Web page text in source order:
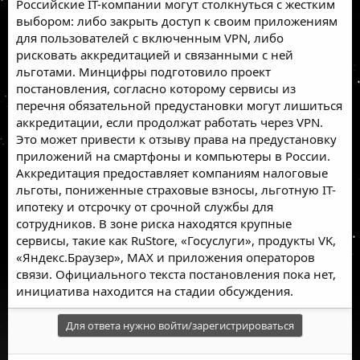
Российские IT-компании могут столкнуться с жестким
выбором: либо закрыть доступ к своим приложениям
для пользователей с включенным VPN, либо
рисковать аккредитацией и связанными с ней
льготами. Минцифры подготовило проект
постановления, согласно которому сервисы из
перечня обязательной предустановки могут лишиться
аккредитации, если продолжат работать через VPN.
Это может привести к отзыву права на предустановку
приложений на смартфоны и компьютеры в России.
Аккредитация предоставляет компаниям налоговые
льготы, пониженные страховые взносы, льготную IT-
ипотеку и отсрочку от срочной службы для
сотрудников. В зоне риска находятся крупные
сервисы, такие как RuStore, «Госуслуги», продукты VK,
«Яндекс.Браузер», MAX и приложения операторов
связи. Официального текста постановления пока нет,
инициатива находится на стадии обсуждения.
Для ответа нужно войти/зарегистрироваться